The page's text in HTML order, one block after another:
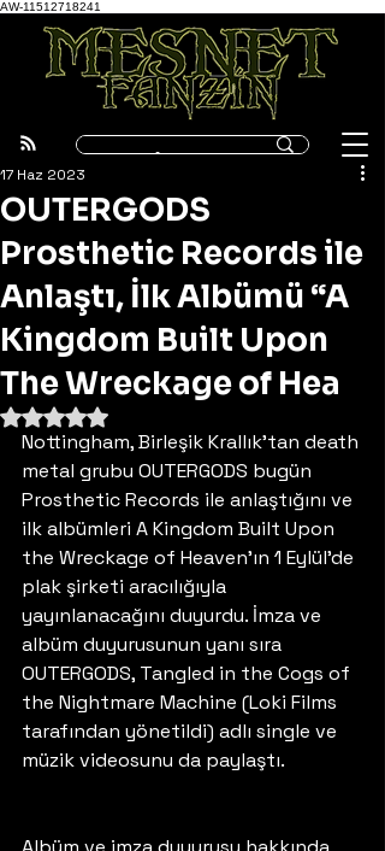
AW-11512718241
OUTERGODS
Prosthetic Records ile
Anlaştı, İlk Albümü “A
Kingdom Built Upon
The Wreckage of Hea
17 Haz 2023
5 üzerinden NaN yıldız
Nottingham, Birleşik Krallık’tan death
metal grubu OUTERGODS bugün
Prosthetic Records ile anlaştığını ve
ilk albümleri A Kingdom Built Upon
the Wreckage of Heaven’ın 1 Eylül’de
plak şirketi aracılığıyla
yayınlanacağını duyurdu. İmza ve
albüm duyurusunun yanı sıra
OUTERGODS, Tangled in the Cogs of
the Nightmare Machine (Loki Films
tarafından yönetildi) adlı single ve
müzik videosunu da paylaştı.